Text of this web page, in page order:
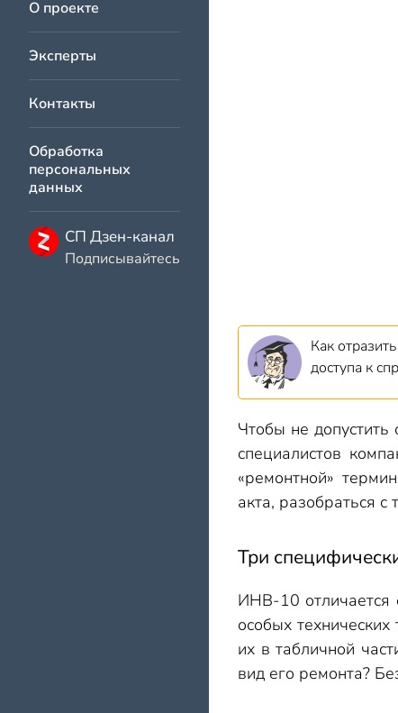
О проекте
Эксперты
Контакты
Обработка
персональных
данных
СП Дзен-канал
Подписывайтесь
Как
доступа к
Чтобы не
специалистов
«ремонтной»
акта, разобраться
Три
ИНВ-10 отличается
особых
их в табличной
вид его ремонта?